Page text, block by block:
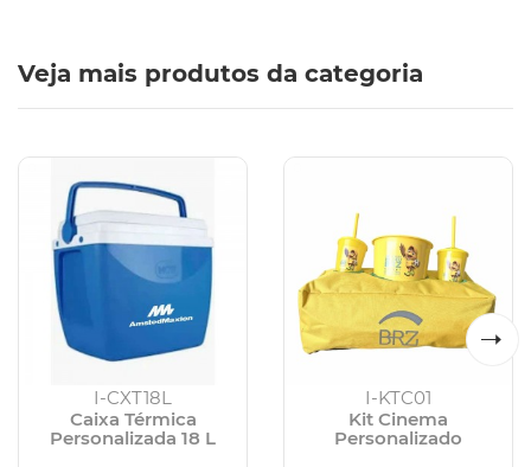
Veja mais produtos da categoria
I-CXT18L
Caixa Térmica
Personalizada 18 L
I-KTC01
Kit Cinema
Personalizado